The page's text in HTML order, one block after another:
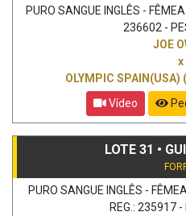
PURO SANGUE INGLÊS -
236602 -
JOE
x
OLYMPIC SPAIN(USA)
Vídeo
LOTE 31 •
PURO SANGUE INGLÊS -
REG.: 235917 -